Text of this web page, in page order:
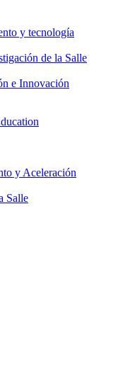
y tecnología
de la Salle
e Innovación
y Aceleración
Salle